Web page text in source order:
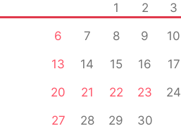
1 2 3
6
7 8 9 10
13
14 15 16 17
20
21 22 23 24
27
28 29 30